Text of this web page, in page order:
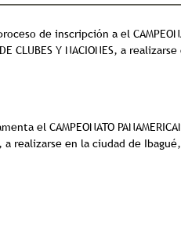
de inscripción a el
DE CLUBES Y NACIONES, a
el CAMPEONATO
a realizarse en la ciudad de